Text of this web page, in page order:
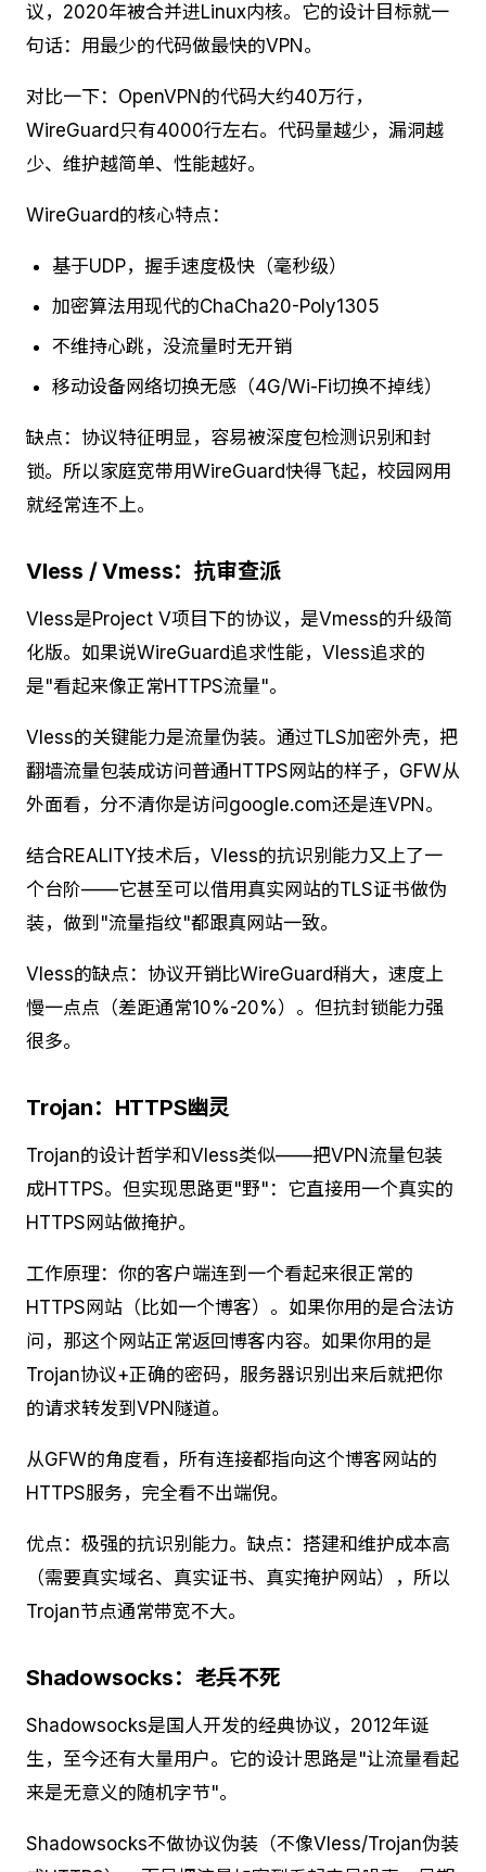
议，2020年被合并进Linux内核。它的设计目标就一
句话：用最少的代码做最快的VPN。
对比一下：OpenVPN的代码大约40万行，
WireGuard只有4000行左右。代码量越少，漏洞越
少、维护越简单、性能越好。
WireGuard的核心特点：
基于UDP，握手速度极快（毫秒级）
加密算法用现代的ChaCha20-Poly1305
不维持心跳，没流量时无开销
移动设备网络切换无感（4G/Wi-Fi切换不掉线）
缺点：协议特征明显，容易被深度包检测识别和封
锁。所以家庭宽带用WireGuard快得飞起，校园网用
就经常连不上。
Vless / Vmess：抗审查派
Vless是Project V项目下的协议，是Vmess的升级简
化版。如果说WireGuard追求性能，Vless追求的
是"看起来像正常HTTPS流量"。
Vless的关键能力是流量伪装。通过TLS加密外壳，把
翻墙流量包装成访问普通HTTPS网站的样子，GFW从
外面看，分不清你是访问google.com还是连VPN。
结合REALITY技术后，Vless的抗识别能力又上了一
个台阶——它甚至可以借用真实网站的TLS证书做伪
装，做到"流量指纹"都跟真网站一致。
Vless的缺点：协议开销比WireGuard稍大，速度上
慢一点点（差距通常10%-20%）。但抗封锁能力强
很多。
Trojan：HTTPS幽灵
Trojan的设计哲学和Vless类似——把VPN流量包装
成HTTPS。但实现思路更"野"：它直接用一个真实的
HTTPS网站做掩护。
工作原理：你的客户端连到一个看起来很正常的
HTTPS网站（比如一个博客）。如果你用的是合法访
问，那这个网站正常返回博客内容。如果你用的是
Trojan协议+正确的密码，服务器识别出来后就把你
的请求转发到VPN隧道。
从GFW的角度看，所有连接都指向这个博客网站的
HTTPS服务，完全看不出端倪。
优点：极强的抗识别能力。缺点：搭建和维护成本高
（需要真实域名、真实证书、真实掩护网站），所以
Trojan节点通常带宽不大。
Shadowsocks：老兵不死
Shadowsocks是国人开发的经典协议，2012年诞
生，至今还有大量用户。它的设计思路是"让流量看起
来是无意义的随机字节"。
Shadowsocks不做协议伪装（不像Vless/Trojan伪装